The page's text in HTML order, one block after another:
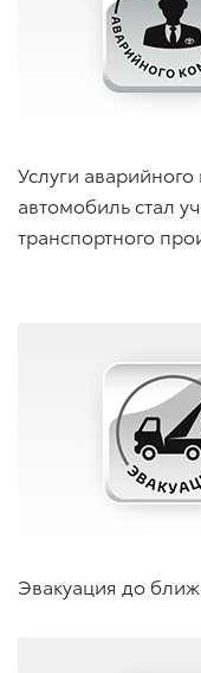
Услуги
автомобиль стал
транспортного
Эвакуация до